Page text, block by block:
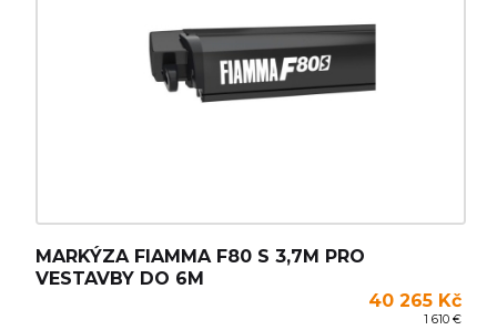
MARKÝZA FIAMMA F80 S 3,7M PRO
VESTAVBY DO 6M
40 265 Kč
1 610 €